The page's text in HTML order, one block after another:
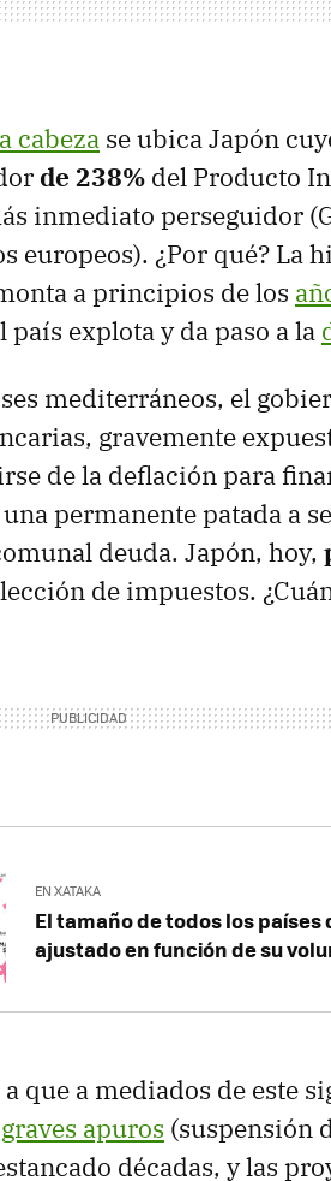
cabeza se ubica Japón
de 238% del Producto
inmediato perseguidor
europeos). ¿Por qué? La
a principios de los
explota y da paso a la
mediterráneos, el
gravemente
de la deflación para
permanente patada a
deuda. Japón, hoy,
de impuestos.
EN XATAKA
El tamaño de todos los países
ajustado en función de su
que a mediados de este
graves apuros (suspensión
décadas, y las